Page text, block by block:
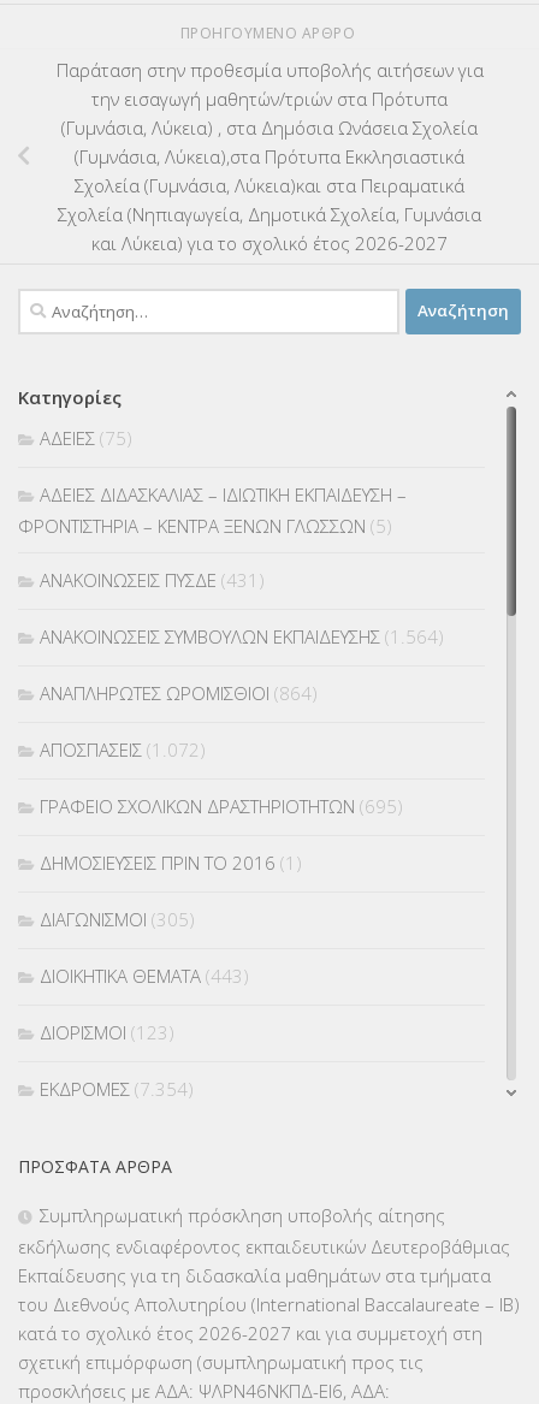
ΠΡΟΗΓΟΎΜΕΝΟ ΆΡΘΡΟ
Παράταση στην προθεσμία υποβολής αιτήσεων για
την εισαγωγή μαθητών/τριών στα Πρότυπα
(Γυμνάσια, Λύκεια) , στα Δημόσια Ωνάσεια Σχολεία
(Γυμνάσια, Λύκεια),στα Πρότυπα Εκκλησιαστικά
Σχολεία (Γυμνάσια, Λύκεια)και στα Πειραματικά
Σχολεία (Νηπιαγωγεία, Δημοτικά Σχολεία, Γυμνάσια
και Λύκεια) για το σχολικό έτος 2026-2027
Αναζήτηση
για:
Κατηγορίες
ΑΔΕΙΕΣ (75)
ΑΔΕΙΕΣ ΔΙΔΑΣΚΑΛΙΑΣ – ΙΔΙΩΤΙΚΗ ΕΚΠΑΙΔΕΥΣΗ –
ΦΡΟΝΤΙΣΤΗΡΙΑ – ΚΕΝΤΡΑ ΞΕΝΩΝ ΓΛΩΣΣΩΝ (5)
ΑΝΑΚΟΙΝΩΣΕΙΣ ΠΥΣΔΕ (431)
ΑΝΑΚΟΙΝΩΣΕΙΣ ΣΥΜΒΟΥΛΩΝ ΕΚΠΑΙΔΕΥΣΗΣ (1.564)
ΑΝΑΠΛΗΡΩΤΕΣ ΩΡΟΜΙΣΘΙΟΙ (864)
ΑΠΟΣΠΑΣΕΙΣ (1.072)
ΓΡΑΦΕΙΟ ΣΧΟΛΙΚΩΝ ΔΡΑΣΤΗΡΙΟΤΗΤΩΝ (695)
ΔΗΜΟΣΙΕΥΣΕΙΣ ΠΡΙΝ ΤΟ 2016 (1)
ΔΙΑΓΩΝΙΣΜΟΙ (305)
ΔΙΟΙΚΗΤΙΚΑ ΘΕΜΑΤΑ (443)
ΔΙΟΡΙΣΜΟΙ (123)
ΕΚΔΡΟΜΕΣ (7.354)
ΕΠΙΜΟΡΦΩΣΗ Τ.Π.Ε.(10)
ΕΥΡΩΠΑΪΚΑ ΠΡΟΓΡΑΜΜΑΤΑ(230)
ΚΕΣΥ (60)
ΠΡΌΣΦΑΤΑ ΆΡΘΡΑ
Συμπληρωματική πρόσκληση υποβολής αίτησης
εκδήλωσης ενδιαφέροντος εκπαιδευτικών Δευτεροβάθμιας
Εκπαίδευσης για τη διδασκαλία μαθημάτων στα τμήματα
του Διεθνούς Απολυτηρίου (International Baccalaureate – IB)
κατά το σχολικό έτος 2026-2027 και για συμμετοχή στη
σχετική επιμόρφωση (συμπληρωματική προς τις
προσκλήσεις με ΑΔΑ: ΨΛΡΝ46ΝΚΠΔ-ΕΙ6, ΑΔΑ: